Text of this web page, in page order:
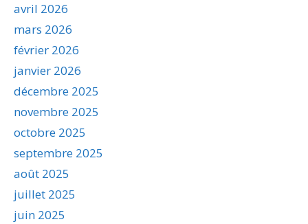
avril 2026
mars 2026
février 2026
janvier 2026
décembre 2025
novembre 2025
octobre 2025
septembre 2025
août 2025
juillet 2025
juin 2025